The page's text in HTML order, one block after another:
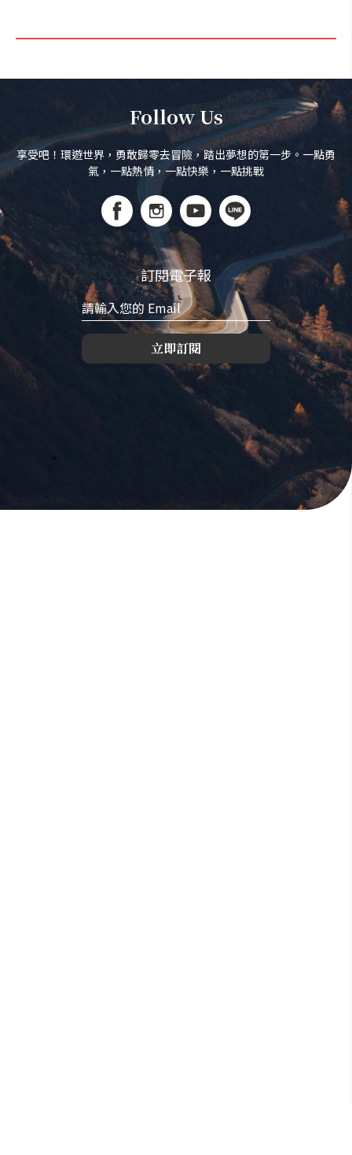
Follow Us
享受吧！環遊世界，勇敢歸零去冒險，踏出夢想的第一步。一點勇
氣，一點熱情，一點快樂，一點挑戰
訂閱電子報
立即訂閱